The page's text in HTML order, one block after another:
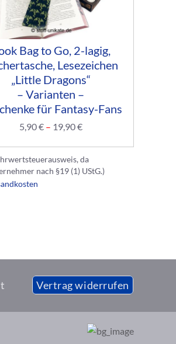
Bag to Go, 2-lagig,
Lesezeichen
„Little Dragons“
– Varianten –
für Fantasy-Fans
5,90€– 19,90€
da
nach §19 (1) UStG.)
Vertrag widerrufen